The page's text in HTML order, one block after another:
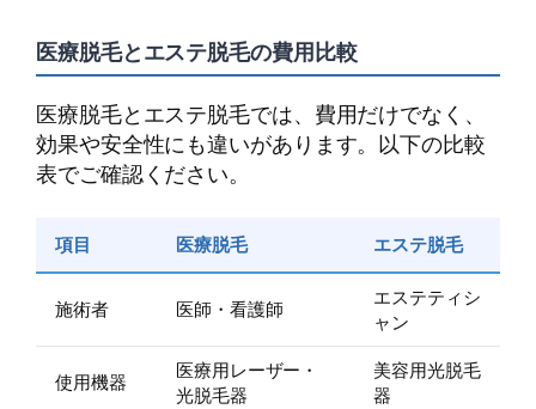
医療脱毛とエステ脱毛の費用比較
医療脱毛とエステ脱毛では、費用だけでなく、
効果や安全性にも違いがあります。以下の比較
表でご確認ください。
項目 医療脱毛 エステ脱毛
施術者 医師・看護師
エステティシ
ャン
使用機器
医療用レーザー・
光脱毛器
美容用光脱毛
器